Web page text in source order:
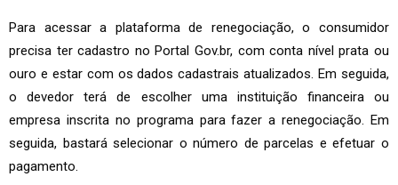
Para acessar a plataforma de renegociação, o consumidor
precisa ter cadastro no Portal Gov.br, com conta nível prata ou
ouro e estar com os dados cadastrais atualizados. Em seguida,
o devedor terá de escolher uma instituição financeira ou
empresa inscrita no programa para fazer a renegociação. Em
seguida, bastará selecionar o número de parcelas e efetuar o
pagamento.